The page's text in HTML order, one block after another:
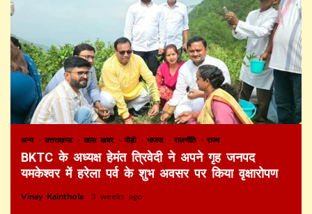
अन्य उत्तराखण्ड खास खबर पौड़ी भाजपा राजनीति राज्य
BKTC के अध्यक्ष हेमंत त्रिवेदी ने अपने गृह जनपद
यमकेश्वर में हरेला पर्व के शुभ अवसर पर किया वृक्षारोपण
Vinay Kainthola 3 weeks ago